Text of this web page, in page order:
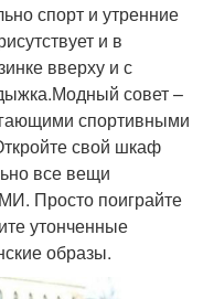
спорт и утренние
и в
вверху и с
совет –
спортивными
свой шкаф
все вещи
Просто поиграйте
утонченные
образы.